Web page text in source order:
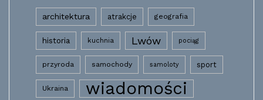
architektura atrakcje geografia
historia kuchnia Lwów pociąg
przyroda samochody samoloty sport
Ukraina wiadomości